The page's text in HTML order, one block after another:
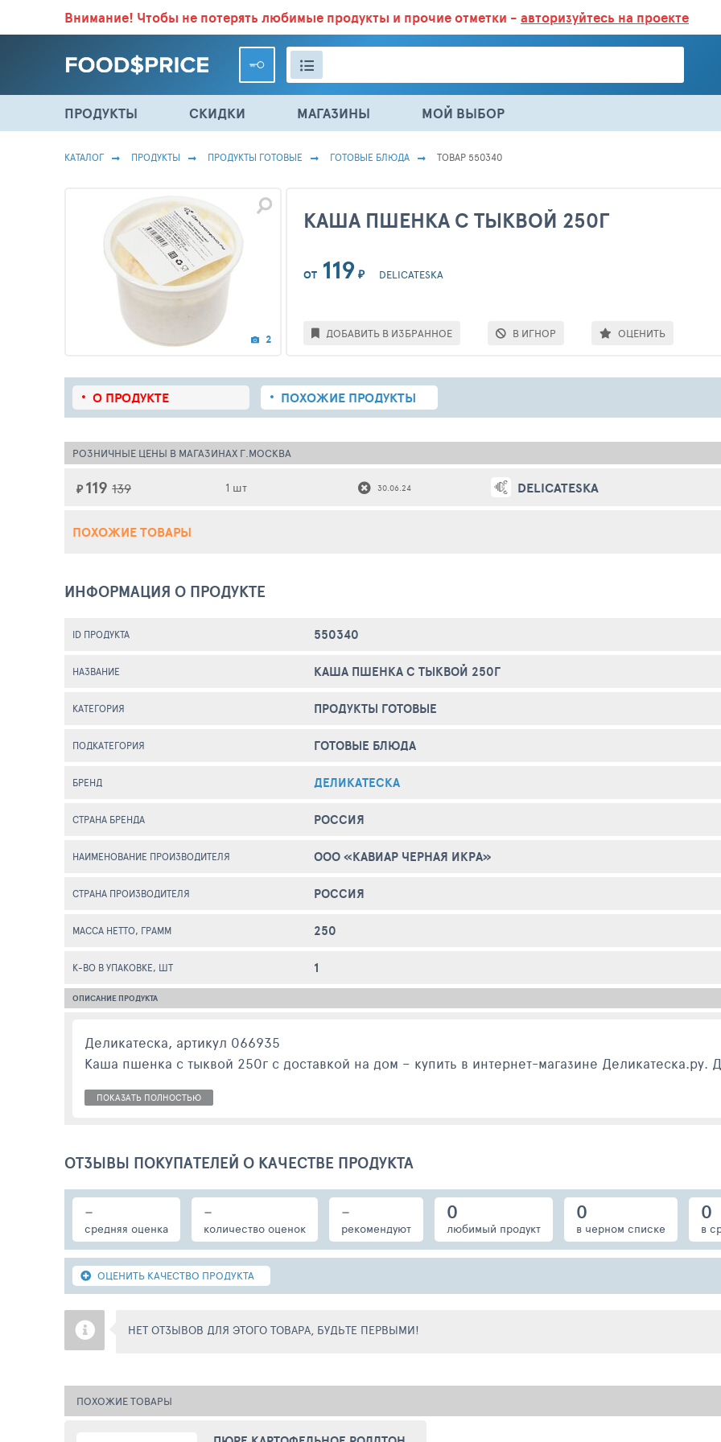
ВСЕ СКИДКИ И ВЫГОДНЫЕ ЦЕНЫ НА ПРОДУКТЫ В МАГАЗИНАХ.БОЛЬШЕ 100 000 ТОВАРОВ. ЕЖЕДНЕВНОЕ ОБНОВЛЕНИЕ
Внимание! Чтобы не потерять любимые продукты и прочие отметки - авторизуйтесь на проекте
ПРОДУКТЫ СКИДКИ МАГАЗИНЫ МОЙ ВЫБОР
КАТАЛОГ ПРОДУКТЫ ПРОДУКТЫ ГОТОВЫЕ ГОТОВЫЕ БЛЮДА ТОВАР 550340
КАША ПШЕНКА С ТЫКВОЙ 250Г
2
ОТ 119 ₽ DELICATESKA
ДОБАВИТЬ В ИЗБРАННОЕ В ИГНОР ОЦЕНИТЬ
О ПРОДУКТЕ ПОХОЖИЕ ПРОДУКТЫ
РОЗНИЧНЫЕ ЦЕНЫ В МАГАЗИНАХ Г.МОСКВА
₽ 119 139 1 шт 30.06.24 DELICATESKA
ПОХОЖИЕ ТОВАРЫ
ИНФОРМАЦИЯ О ПРОДУКТЕ
ID ПРОДУКТА 550340
НАЗВАНИЕ КАША ПШЕНКА С ТЫКВОЙ 250Г
КАТЕГОРИЯ ПРОДУКТЫ ГОТОВЫЕ
ПОДКАТЕГОРИЯ ГОТОВЫЕ БЛЮДА
БРЕНД ДЕЛИКАТЕСКА
СТРАНА БРЕНДА РОССИЯ
НАИМЕНОВАНИЕ ПРОИЗВОДИТЕЛЯ ООО «КАВИАР ЧЕРНАЯ ИКРА»
СТРАНА ПРОИЗВОДИТЕЛЯ РОССИЯ
МАССА НЕТТО, ГРАММ 250
К-ВО В УПАКОВКЕ, ШТ 1
ОПИСАНИЕ ПРОДУКТА
Деликатеска, артикул 066935
Каша пшенка с тыквой 250г с доставкой на дом – купить в интернет-магазине Деликатеска.ру.
ПОКАЗАТЬ ПОЛНОСТЬЮ
ОТЗЫВЫ ПОКУПАТЕЛЕЙ О КАЧЕСТВЕ ПРОДУКТА
-
средняя оценка
-
количество оценок
-
рекомендуют
0
любимый продукт
0
в черном списке
0
в
ОЦЕНИТЬ КАЧЕСТВО ПРОДУКТА
НЕТ ОТЗЫВОВ ДЛЯ ЭТОГО ТОВАРА, БУДЬТЕ ПЕРВЫМИ!
ПОХОЖИЕ ТОВАРЫ